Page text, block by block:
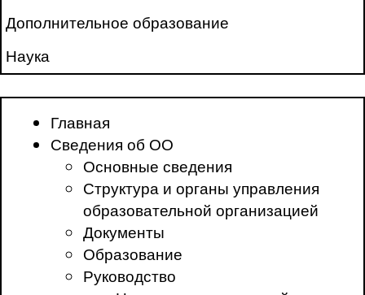
Дополнительное образование
Наука
Главная
Сведения об ОО
Основные сведения
Структура и органы управления
образовательной организацией
Документы
Образование
Руководство